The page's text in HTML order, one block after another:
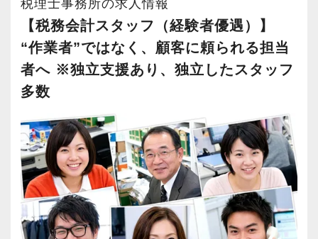
都心部ということもあり、IT系など最先端の技
術を取り扱うお客様が多いのが特徴です。
20代が中心となっており、専門学校が近くにあ
ることから資格取得に励むスタッフが多く活躍
若いメンバーが多く明るい雰囲気で、全員がや
る気に満ちあふれています。
自主性がある方には活躍できる舞台はいくらで
もご用意するので、この業界で何か成し遂げた
い目標がある方は、ぜひ当社の門を叩いてくだ
安定性抜群の環境で自己成長を実現できます。
社員の持つ「やる・やりたい」という気持ちを
大事にしているため、資格を持っていなくて
す！
会計事務所経験者の方には幅広い業務に携わっ
ていただき、早い段階から部下やチームのマネ
ジメント業務にも挑戦できます！これまでの経
験・知識を活かしながら、さらに上のステージ
税理士事務所の求人情報
【税務会計スタッフ（経験者優遇）】
“作業者”ではなく、顧客に頼られる担当
者へ ※独立支援あり、独立したスタッフ
多数